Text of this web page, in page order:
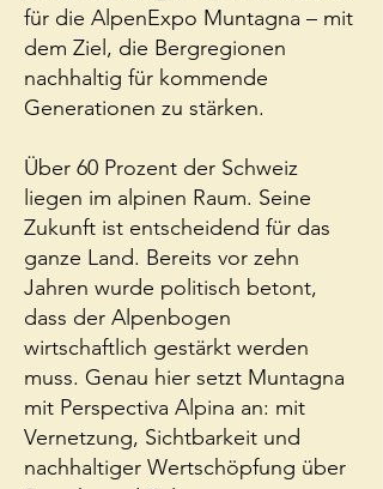
für die AlpenExpo Muntagna – mit
dem Ziel, die Bergregionen
nachhaltig für kommende
Generationen zu stärken.
Über 60 Prozent der Schweiz
liegen im alpinen Raum. Seine
Zukunft ist entscheidend für das
ganze Land. Bereits vor zehn
Jahren wurde politisch betont,
dass der Alpenbogen
wirtschaftlich gestärkt werden
muss. Genau hier setzt Muntagna
mit Perspectiva Alpina an: mit
Vernetzung, Sichtbarkeit und
nachhaltiger Wertschöpfung über